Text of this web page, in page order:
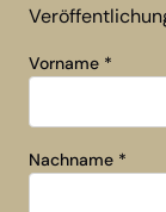
Vorname *
Nachname *